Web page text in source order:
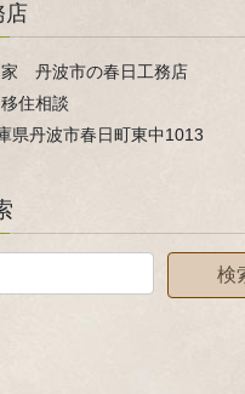
店
家 丹波市の春日工務店
住相談
県丹波市春日町東中1013